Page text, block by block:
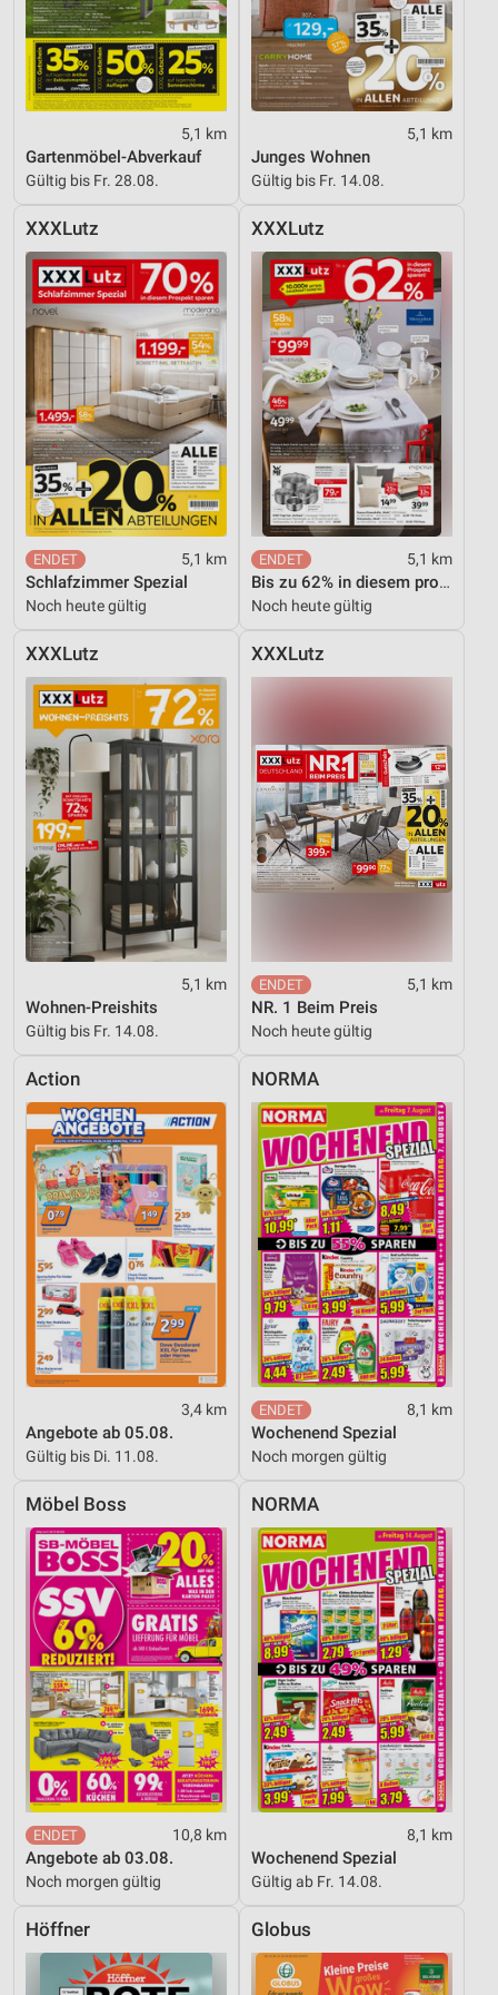
5,1 km
Gartenmöbel-Abverkauf
Gültig bis Fr. 28.08.
5,1 km
Junges Wohnen
Gültig bis Fr. 14.08.
XXXLutz
5,1 km
Schlafzimmer Spezial
Noch heute gültig
XXXLutz
5,1 km
Bis zu 62% in diesem prospekt
Noch heute gültig
XXXLutz
5,1 km
Wohnen-Preishits
Gültig bis Fr. 14.08.
XXXLutz
5,1 km
NR. 1 Beim Preis
Noch heute gültig
Action
3,4 km
Angebote ab 05.08.
Gültig bis Di. 11.08.
NORMA
8,1 km
Wochenend Spezial
Noch morgen gültig
Möbel Boss
10,8 km
Angebote ab 03.08.
Noch morgen gültig
NORMA
8,1 km
Wochenend Spezial
Gültig ab Fr. 14.08.
Höffner Globus
Geräte anhand von aktiv angeforderten
Informationen identifizieren
Nicht-IAB-Verarbeitungszwecke:
Notwendig
Funktional
Werbung